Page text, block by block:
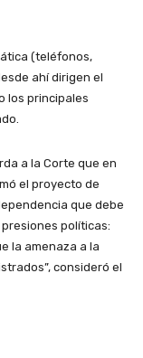
(teléfonos,
ahí dirigen el
los principales
a la Corte que en
el proyecto de
que debe
políticas:
la amenaza a la
consideró el